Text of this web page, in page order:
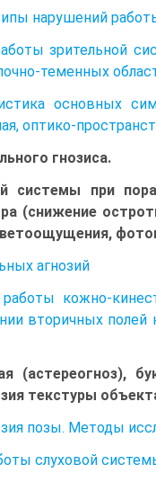
нарушений
зрительной
теменных
основных
оптико-
гнозиса.
системы при
(снижение
агнозий
кожно-
вторичных
(астереогноз),
текстуры
позы. Методы
слуховой